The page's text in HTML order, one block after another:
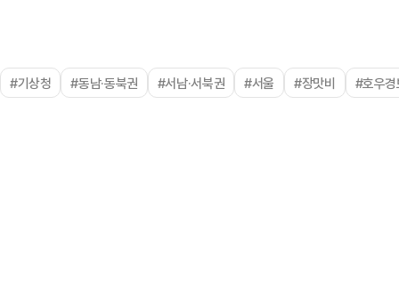
#기상청 #동남·동북권 #서남·서북권 #서울 #장맛비 #호우